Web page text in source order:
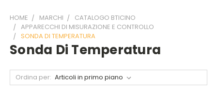
HOME MARCHI
CATALOGO BTICINO
APPARECCHI DI MISURAZIONE E CONTROLLO
SONDA DI TEMPERATURA
Sonda Di Temperatura
Ordina per: